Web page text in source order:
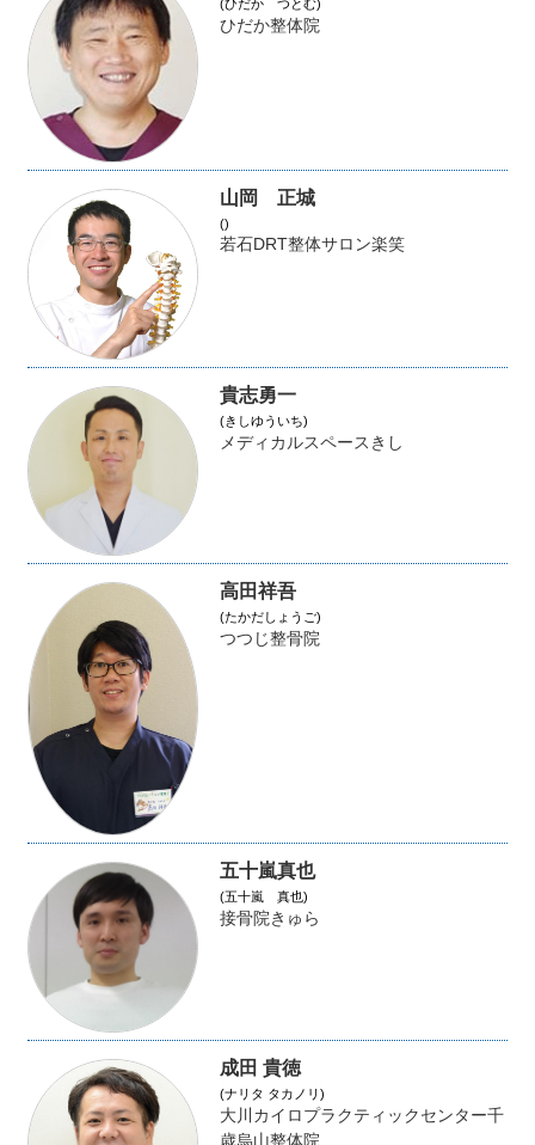
(ひだか つとむ)
ひだか整体院
山岡 正城
()
若石DRT整体サロン楽笑
貴志勇一
(きしゆういち)
メディカルスペースきし
高田祥吾
(たかだしょうご)
つつじ整骨院
五十嵐真也
(五十嵐 真也)
接骨院きゅら
成田 貴徳
(ナリタ タカノリ)
大川カイロプラクティックセンター千
歳烏山整体院